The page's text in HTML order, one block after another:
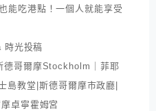
能吃港點！一個人就能享受
時光投稿
德哥爾摩Stockholm｜菲耶
島教堂|斯德哥爾摩市政廳|
卓寧霍姆宮